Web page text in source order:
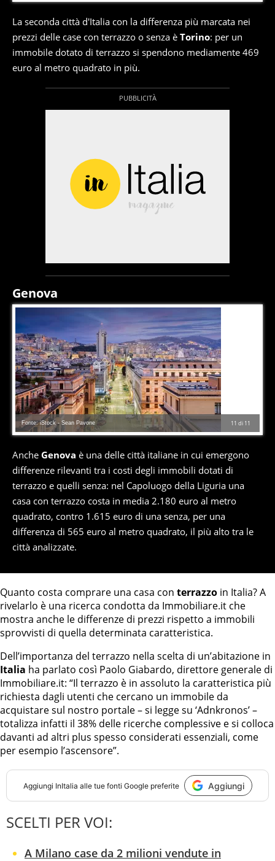
La seconda città d'Italia con la differenza più marcata nei
prezzi delle case con terrazzo o senza è Torino: per un
immobile dotato di terrazzo si spendono mediamente 469
euro al metro quadrato in più.
Genova
11 di 11
Fonte: iStock - Sean Pavone
Anche Genova è una delle città italiane in cui emergono
differenze rilevanti tra i costi degli immobili dotati di
terrazzo e quelli senza: nel Capoluogo della Liguria una
casa con terrazzo costa in media 2.180 euro al metro
quadrato, contro 1.615 euro di una senza, per una
differenza di 565 euro al metro quadrato, il più alto tra le
città analizzate.
Quanto costa comprare una casa con terrazzo in Italia? A
rivelarlo è una ricerca condotta da Immobiliare.it che
mostra anche le differenze di prezzi rispetto a immobili
sprovvisti di quella determinata caratteristica.
Dell’importanza del terrazzo nella scelta di un’abitazione in
Italia ha parlato così Paolo Giabardo, direttore generale di
Immobiliare.it: “Il terrazzo è in assoluto la caratteristica più
richiesta dagli utenti che cercano un immobile da
acquistare sul nostro portale – si legge su ‘Adnkronos’ –
totalizza infatti il 38% delle ricerche complessive e si colloca
davanti ad altri plus spesso considerati essenziali, come
per esempio l’ascensore”.
Aggiungi InItalia alle tue fonti Google preferite Aggiungi
SCELTI PER VOI:
A Milano case da 2 milioni vendute in